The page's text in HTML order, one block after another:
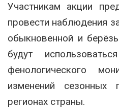
Участникам акции
провести наблюдения
обыкновенной и
будут
фенологического
изменений сезонных
регионах страны.